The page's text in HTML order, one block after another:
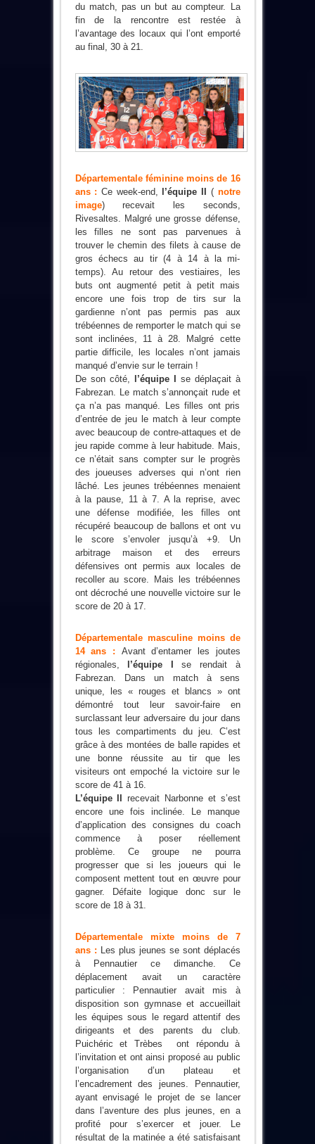
du match, pas un but au compteur. La
fin de la rencontre est restée à
l’avantage des locaux qui l’ont emporté
au final, 30 à 21.
Départementale féminine moins de 16
ans : Ce week-end, l’équipe II ( notre
image) recevait les seconds,
Rivesaltes. Malgré une grosse défense,
les filles ne sont pas parvenues à
trouver le chemin des filets à cause de
gros échecs au tir (4 à 14 à la mi-
temps). Au retour des vestiaires, les
buts ont augmenté petit à petit mais
encore une fois trop de tirs sur la
gardienne n’ont pas permis pas aux
trébéennes de remporter le match qui se
sont inclinées, 11 à 28. Malgré cette
partie difficile, les locales n’ont jamais
manqué d’envie sur le terrain !
De son côté, l’équipe I se déplaçait à
Fabrezan. Le match s’annonçait rude et
ça n’a pas manqué. Les filles ont pris
d’entrée de jeu le match à leur compte
avec beaucoup de contre-attaques et de
jeu rapide comme à leur habitude. Mais,
ce n’était sans compter sur le progrès
des joueuses adverses qui n’ont rien
lâché. Les jeunes trébéennes menaient
à la pause, 11 à 7. A la reprise, avec
une défense modifiée, les filles ont
récupéré beaucoup de ballons et ont vu
le score s’envoler jusqu’à +9. Un
arbitrage maison et des erreurs
défensives ont permis aux locales de
recoller au score. Mais les trébéennes
ont décroché une nouvelle victoire sur le
score de 20 à 17.
Départementale masculine moins de
14 ans : Avant d’entamer les joutes
régionales,
l’équipe I se rendait à
Fabrezan. Dans un match à sens
unique, les « rouges et blancs » ont
démontré tout leur savoir-faire en
surclassant leur adversaire du jour dans
tous les compartiments du jeu. C’est
grâce à des montées de balle rapides et
une bonne réussite au tir que les
visiteurs ont empoché la victoire sur le
score de 41 à 16.
L’équipe II recevait Narbonne et s’est
encore une fois inclinée. Le manque
d’application des consignes du coach
commence à poser réellement
problème. Ce groupe ne pourra
progresser que si les joueurs qui le
composent mettent tout en œuvre pour
gagner. Défaite logique donc sur le
score de 18 à 31.
Départementale mixte moins de 7
ans : Les plus jeunes se sont déplacés
à Pennautier ce dimanche. Ce
déplacement avait un caractère
particulier : Pennautier avait mis à
disposition son gymnase et accueillait
les équipes sous le regard attentif des
dirigeants et des parents du club.
Puichéric et Trèbes ont répondu à
l’invitation et ont ainsi proposé au public
l’organisation d’un plateau et
l’encadrement des jeunes. Pennautier,
ayant envisagé le projet de se lancer
dans l’aventure des plus jeunes, en a
profité pour s’exercer et jouer. Le
résultat de la matinée a été satisfaisant